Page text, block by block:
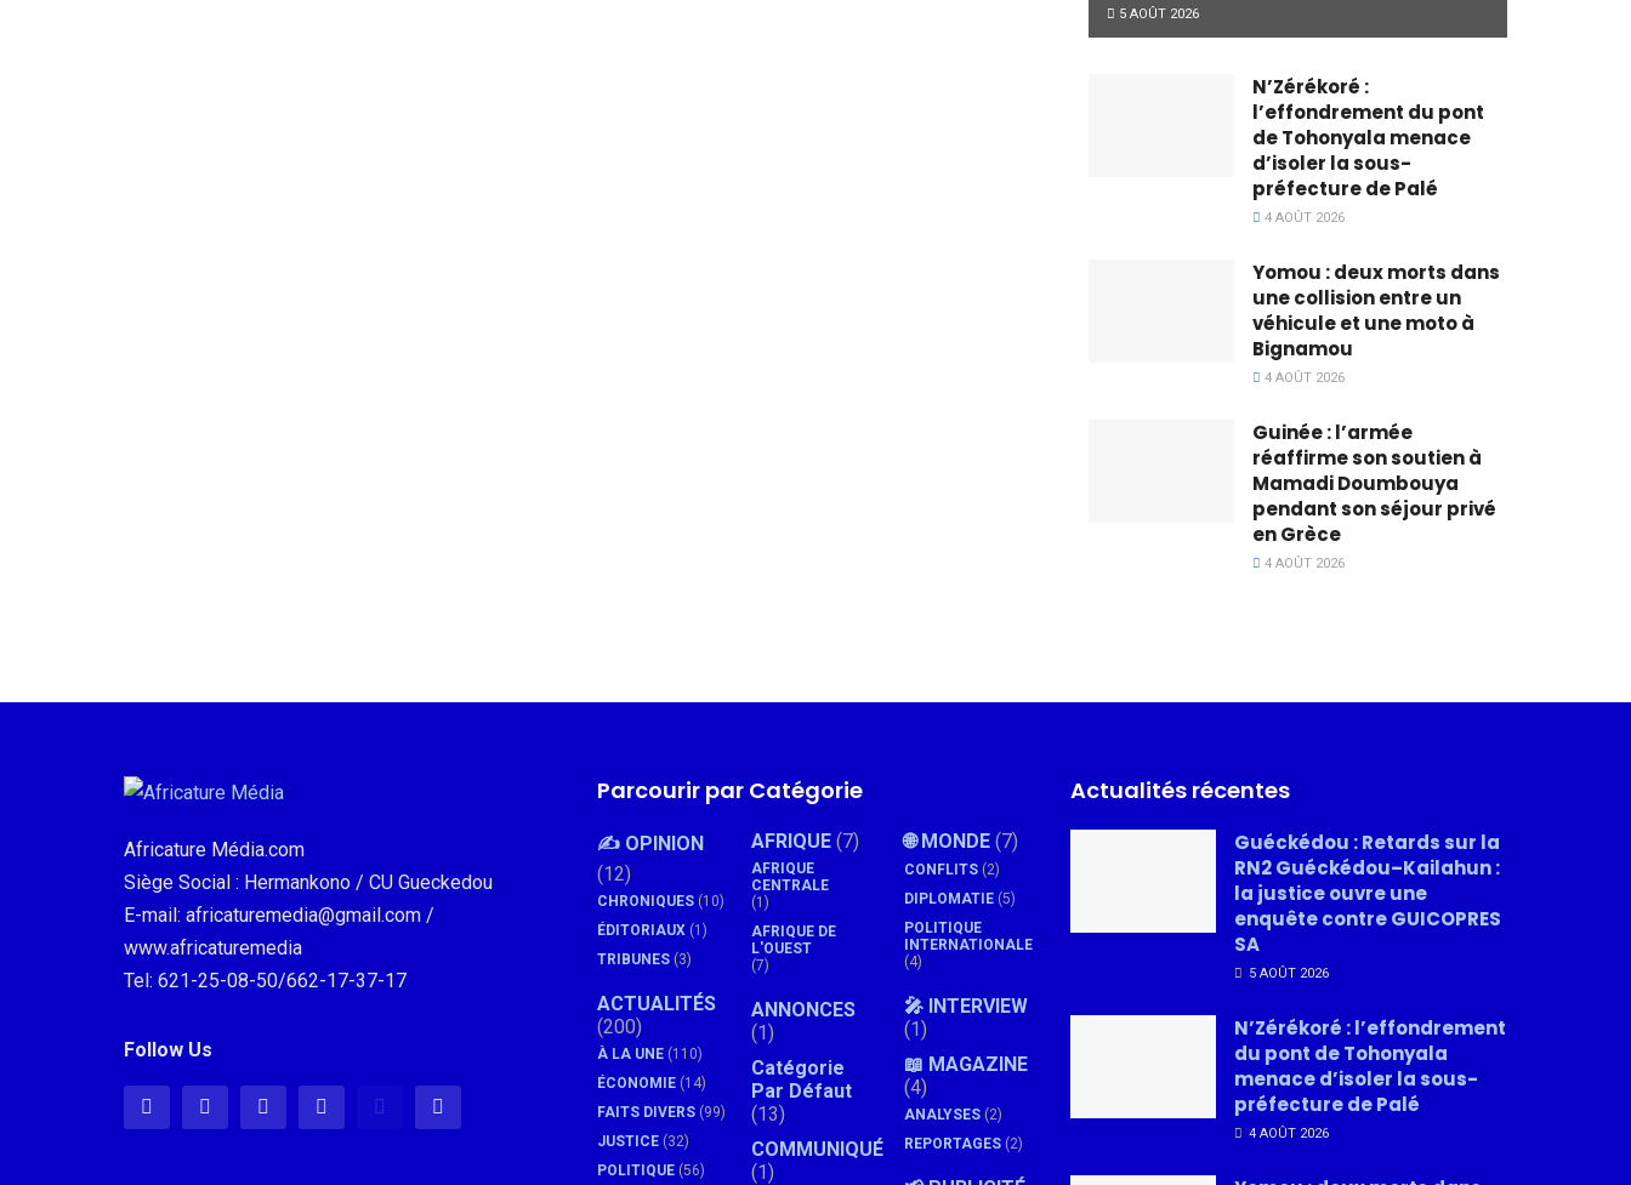
5 AOÛT 2026
N’Zérékoré :
l’effondrement du pont
de Tohonyala menace
d’isoler la sous-
préfecture de Palé
4 AOÛT 2026
Yomou : deux morts dans
une collision entre un
véhicule et une moto à
Bignamou
4 AOÛT 2026
Guinée : l’armée
réaffirme son soutien à
Mamadi Doumbouya
pendant son séjour privé
en Grèce
4 AOÛT 2026
Africature Média.com
Siège Social : Hermankono / CU Gueckedou
E-mail: africaturemedia@gmail.com /
www.africaturemedia
Tel: 621-25-08-50/662-17-37-17
Follow Us
Parcourir par Catégorie
✍️ OPINION
(12)
CHRONIQUES (10)
ÉDITORIAUX (1)
TRIBUNES (3)
ACTUALITÉS
(200)
À LA UNE (110)
ÉCONOMIE (14)
FAITS DIVERS (99)
JUSTICE (32)
POLITIQUE (56)
AFRIQUE(7)
AFRIQUE
CENTRALE
(1)
AFRIQUE DE
L'OUEST
(7)
ANNONCES
(1)
Catégorie
Par Défaut
(13)
COMMUNIQUÉ
(1)
🌐 MONDE (7)
CONFLITS (2)
DIPLOMATIE (5)
POLITIQUE
INTERNATIONALE
(4)
🎤 INTERVIEW
(1)
📖 MAGAZINE
(4)
ANALYSES (2)
REPORTAGES (2)
Actualités récentes
Guéckédou : Retards sur la
RN2 Guéckédou–Kailahun :
la justice ouvre une
enquête contre GUICOPRES
SA
5 AOÛT 2026
N’Zérékoré : l’effondrement
du pont de Tohonyala
menace d’isoler la sous-
préfecture de Palé
4 AOÛT 2026